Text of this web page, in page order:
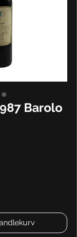
Barolo